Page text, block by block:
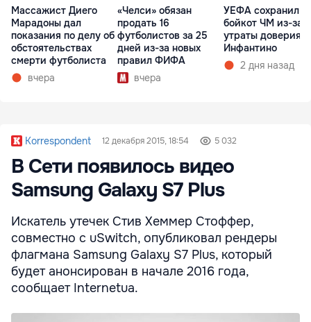
Массажист Диего
Марадоны дал
показания по делу об
обстоятельствах
смерти футболиста
вчера
«Челси» обязан
продать 16
футболистов за 25
дней из-за новых
правил ФИФА
вчера
УЕФА сохранил
бойкот ЧМ из-за
утраты доверия к
Инфантино
2 дня назад
Korrespondent 12 декабря 2015, 18:54 5 032
В Сети появилось видео
Samsung Galaxy S7 Plus
Искатель утечек Стив Хеммер Стоффер,
совместно с uSwitch, опубликовал рендеры
флагмана Samsung Galaxy S7 Plus, который
будет анонсирован в начале 2016 года,
сообщает Internetua.